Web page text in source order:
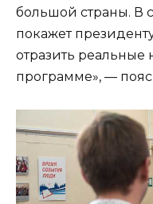
большой страны. В
покажет
отразить
программе», —